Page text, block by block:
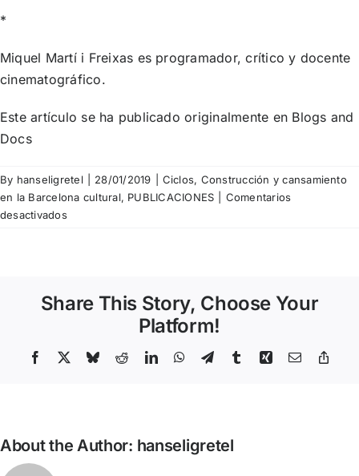
*
Miquel Martí i Freixas es programador, crítico y docente
cinematográfico.
Este artículo se ha publicado originalmente en Blogs and
Docs
By hanseligretel 28/01/2019 Ciclos, Construcción y cansamiento
en la Barcelona cultural, PUBLICACIONES
Comentarios
desactivadosen
La
les
Barcelona
Share This Story, Choose Your
Platform!
Facebook BlueskyRedditLinkedInWhatsApp
TelegramTumblrXing Email
About the Author: hanseligretel